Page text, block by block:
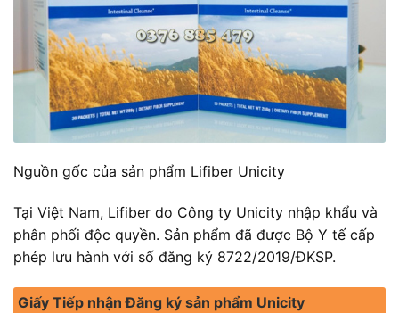
Nguồn gốc của sản phẩm Lifiber Unicity
Tại Việt Nam, Lifiber do Công ty Unicity nhập khẩu và
phân phối độc quyền. Sản phẩm đã được Bộ Y tế cấp
phép lưu hành với số đăng ký 8722/2019/ĐKSP.
Giấy Tiếp nhận Đăng ký sản phẩm Unicity